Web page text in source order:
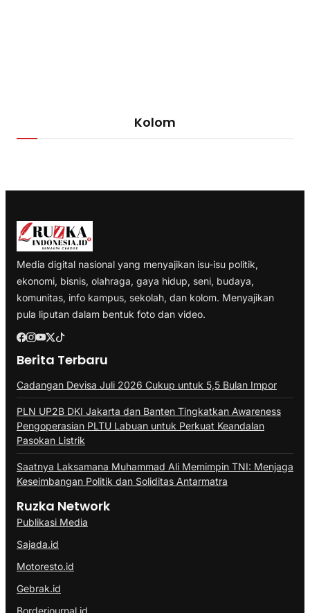
Kolom
Media digital nasional yang menyajikan isu-isu politik,
ekonomi, bisnis, olahraga, gaya hidup, seni, budaya,
komunitas, info kampus, sekolah, dan kolom. Menyajikan
pula liputan dalam bentuk foto dan video.
Berita Terbaru
Cadangan Devisa Juli 2026 Cukup untuk 5,5 Bulan Impor
PLN UP2B DKI Jakarta dan Banten Tingkatkan Awareness
Pengoperasian PLTU Labuan untuk Perkuat Keandalan
Pasokan Listrik
Saatnya Laksamana Muhammad Ali Memimpin TNI: Menjaga
Keseimbangan Politik dan Soliditas Antarmatra
Ruzka Network
Publikasi Media
Sajada.id
Motoresto.id
Gebrak.id